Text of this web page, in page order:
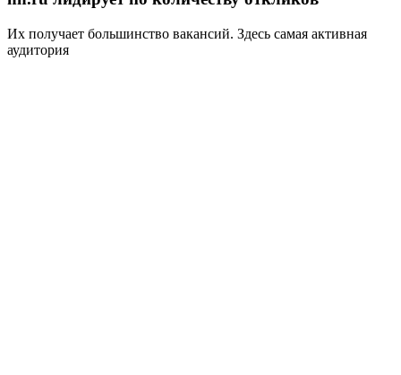
Их получает большинство вакансий. Здесь самая активная
аудитория